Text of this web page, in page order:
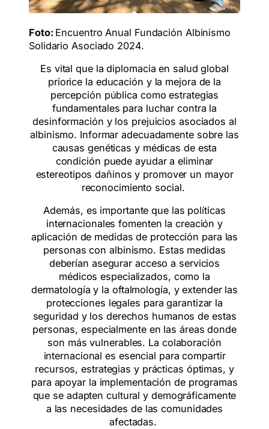
Foto: Encuentro Anual Fundación Albinismo
Solidario Asociado 2024.
Es vital que la diplomacia en salud global
priorice la educación y la mejora de la
percepción pública como estrategias
fundamentales para luchar contra la
desinformación y los prejuicios asociados al
albinismo. Informar adecuadamente sobre las
causas genéticas y médicas de esta
condición puede ayudar a eliminar
estereotipos dañinos y promover un mayor
reconocimiento social.
Además, es importante que las políticas
internacionales fomenten la creación y
aplicación de medidas de protección para las
personas con albinismo. Estas medidas
deberían asegurar acceso a servicios
médicos especializados, como la
dermatología y la oftalmología, y extender las
protecciones legales para garantizar la
seguridad y los derechos humanos de estas
personas, especialmente en las áreas donde
son más vulnerables. La colaboración
internacional es esencial para compartir
recursos, estrategias y prácticas óptimas, y
para apoyar la implementación de programas
que se adapten cultural y demográficamente
a las necesidades de las comunidades
afectadas.